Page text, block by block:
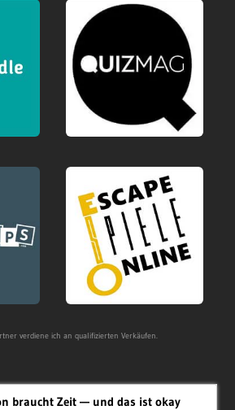
verdiene ich an qualifizierten Verkäufen.
braucht Zeit — und das ist okay